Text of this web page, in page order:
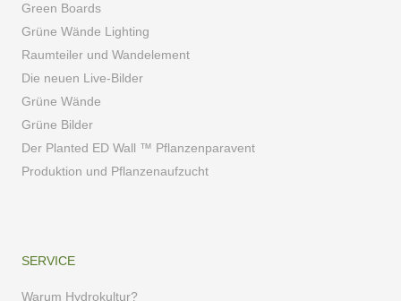
Green Boards
Grüne Wände Lighting
Raumteiler und Wandelement
Die neuen Live-Bilder
Grüne Wände
Grüne Bilder
Der Planted ED Wall ™ Pflanzenparavent
Produktion und Pflanzenaufzucht
SERVICE
Warum Hydrokultur?